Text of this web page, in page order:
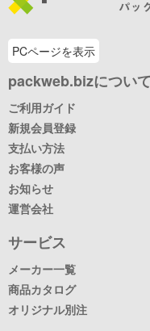
PCページを表示
packweb.bizについて
ご利用ガイド
新規会員登録
支払い方法
お客様の声
お知らせ
運営会社
サービス
メーカー一覧
商品カタログ
オリジナル別注